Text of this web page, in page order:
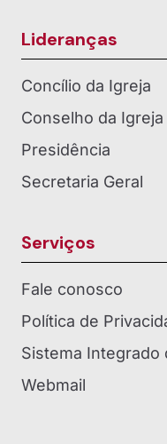
Lideranças
Concílio da Igreja
Conselho da Igreja
Presidência
Secretaria Geral
Serviços
Fale conosco
Política de
Sistema Integrado
Webmail